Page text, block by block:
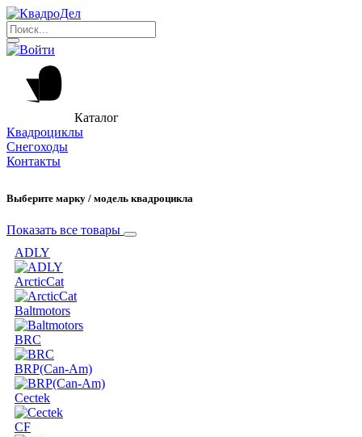
Каталог
Квадроциклы
Снегоходы
Контакты
Выберите марку / модель квадроцикла
Показать все товары
ADLY
ArcticCat
Baltmotors
BRC
BRP(Can-Am)
Cectek
CF